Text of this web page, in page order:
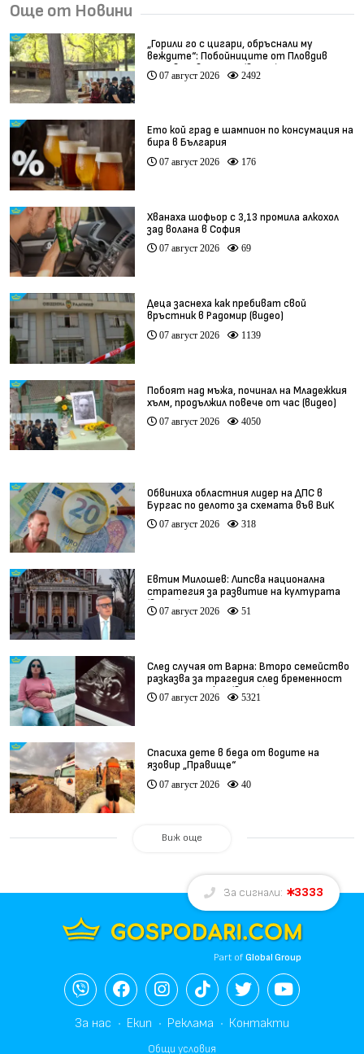
Още от Новини
„Горили го с цигари, обръснали му
веждите“: Побойниците от Пловдив
остават в ареста (видео)
07 август 2026 2492
Ето кой град е шампион по консумация на
бира в България
07 август 2026 176
Хванаха шофьор с 3,13 промила алкохол
зад волана в София
07 август 2026 69
Деца заснеха как пребиват свой
връстник в Радомир (видео)
07 август 2026 1139
Побоят над мъжа, починал на Младежкия
хълм, продължил повече от час (видео)
07 август 2026 4050
Обвиниха областния лидер на ДПС в
Бургас по делото за схемата във ВиК
07 август 2026 318
Евтим Милошев: Липсва национална
стратегия за развитие на културата
(видео)
07 август 2026 51
След случая от Варна: Второ семейство
разказва за трагедия след бременност
при същия лекар (видео)
07 август 2026 5321
Спасиха дете в беда от водите на
язовир „Правище“
07 август 2026 40
Виж още
За сигнали: 3333
Part ofGlobal Group
За нас Екип Реклама Контакти
Общи условия